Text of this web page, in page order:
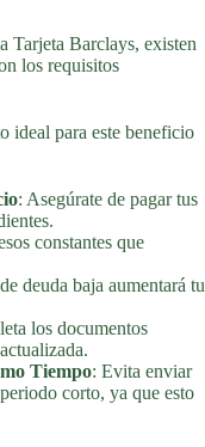
Tarjeta Barclays, existen
los requisitos
ideal para este beneficio
: Asegúrate de pagar tus
constantes que
deuda baja aumentará tu
los documentos
Tiempo: Evita enviar
corto, ya que esto